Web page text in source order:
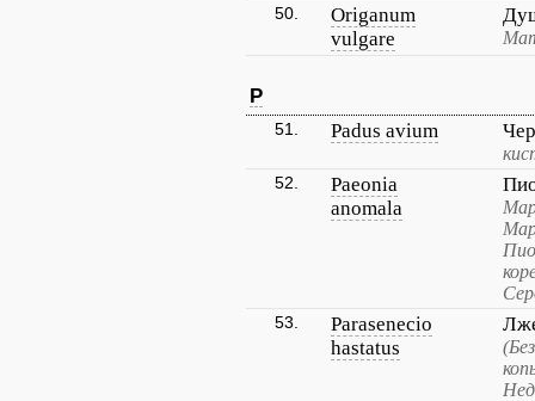
50.
Origanum
vulgare
P
51. Padus avium
52.
Paeonia
anomala
53.
Parasenecio
hastatus